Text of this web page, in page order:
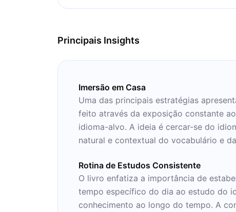
Principais Insights
Imersão em Casa
Uma das principais estratégias
feito através da exposição constante
idioma-alvo. A ideia é cercar-se do
natural e contextual do vocabulário e
Rotina de Estudos Consistente
O livro enfatiza a importância de
tempo específico do dia ao estudo do
conhecimento ao longo do tempo. A